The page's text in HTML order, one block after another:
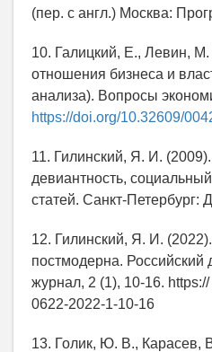
(пер. с англ.) Москва:
10. Галицкий, Е., Левин,
отношения бизнеса и
анализа). Вопросы
https://doi.org/10.32609/
11. Гилинский, Я. И.
девиантность,
статей. Санкт-Петербург:
12. Гилинский, Я. И.
постмодерна. Российский
журнал, 2 (1), 10-16.
0622-2022-1-10-16
13. Голик, Ю. В., Карасев,